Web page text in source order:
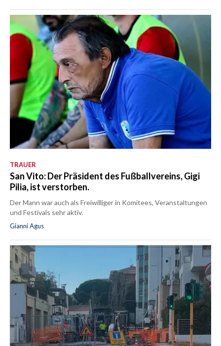
TRAUER
San Vito: Der Präsident des Fußballvereins, Gigi
Pilia, ist verstorben.
Der Mann war auch als Freiwilliger in Komitees, Veranstaltungen
und Festivals sehr aktiv.
Gianni Agus